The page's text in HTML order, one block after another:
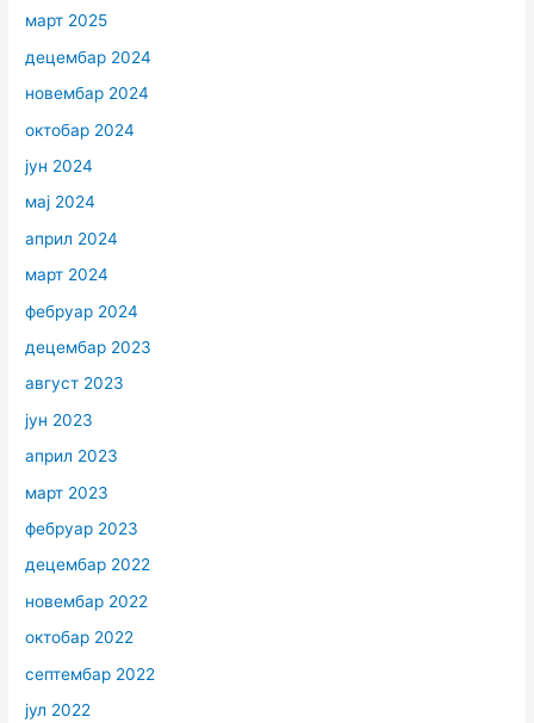
март 2025
децембар 2024
новембар 2024
октобар 2024
јун 2024
мај 2024
април 2024
март 2024
фебруар 2024
децембар 2023
август 2023
јун 2023
април 2023
март 2023
фебруар 2023
децембар 2022
новембар 2022
октобар 2022
септембар 2022
јул 2022